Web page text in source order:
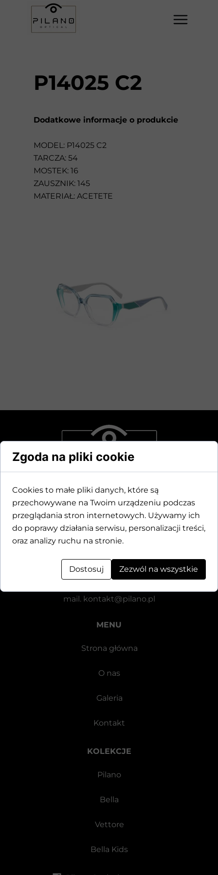
Dodatkowe informacje o produkcie
MODEL: P14025 C2
TARCZA: 54
MOSTEK: 16
ZAUSZNIK: 145
MATERIAŁ: ACETETE
P14025 C2
KOLEKCJE
Pilano
Bella
Vettore
Bella Kids
MENU
Strona główna
O nas
Galeria
Kontakt
Dane kontaktowe
Motylewska 24
tel.+48 571 521 126
mail. kontakt@pilano.pl
Zgoda na pliki cookie
Cookies to małe pliki danych, które są
przechowywane na Twoim urządzeniu podczas
przeglądania stron internetowych. Używamy ich
do poprawy działania serwisu, personalizacji treści,
oraz analizy ruchu na stronie.
Dostosuj Zezwól na wszystkie